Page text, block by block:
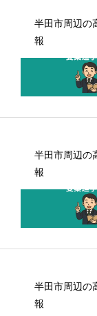
算数の土台を固め、
ちから論理的に考え
中学で数学ト
半田市周辺の
報
半田市周辺の
報
半田市周辺の
報